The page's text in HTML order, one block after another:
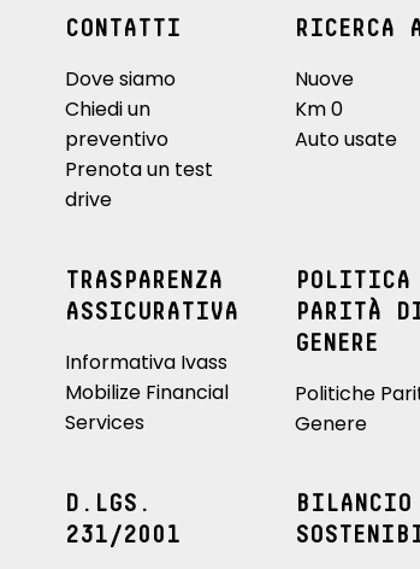
CONTATTI
Dove siamo
Chiedi un
preventivo
Prenota un test
drive
RICERCA
Nuove
Km 0
Auto usate
TRASPARENZA
ASSICURATIVA
Informativa Ivass
Mobilize Financial
Services
POLITICA
PARITÀ
GENERE
Politiche
Genere
D.LGS.
231/2001